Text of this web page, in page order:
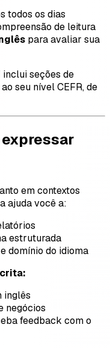
todos os dias
de leitura
para avaliar sua
inclui seções de
seu nível CEFR, de
em contextos
ajuda você a:
estruturada
domínio do idioma
inglês
negócios
feedback com o